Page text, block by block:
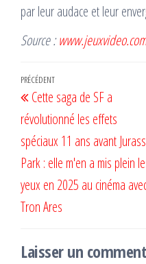
par leur audace et leur
Source :
Navigation
de
l’article
Article
précédent
PRÉCÉDENT
Cette saga de SF a
révolutionné les effets
spéciaux 11 ans avant
Park : elle m'en a mis plein
yeux en 2025 au cinéma
Tron Ares
Laisser un